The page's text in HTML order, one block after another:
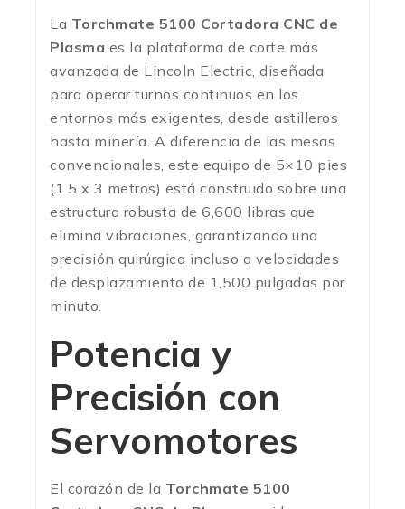
La Torchmate 5100 Cortadora CNC de
Plasma es la plataforma de corte más
avanzada de Lincoln Electric, diseñada
para operar turnos continuos en los
entornos más exigentes, desde astilleros
hasta minería. A diferencia de las mesas
convencionales, este equipo de 5×10 pies
(1.5 x 3 metros) está construido sobre una
estructura robusta de 6,600 libras que
elimina vibraciones, garantizando una
precisión quirúrgica incluso a velocidades
de desplazamiento de 1,500 pulgadas por
minuto.
Potencia y
Precisión con
Servomotores
El corazón de la Torchmate 5100